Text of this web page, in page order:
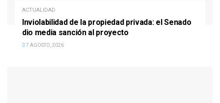
ACTUALIDAD
Inviolabilidad de la propiedad privada: el Senado
dio media sanción al proyecto
7 AGOSTO, 2026